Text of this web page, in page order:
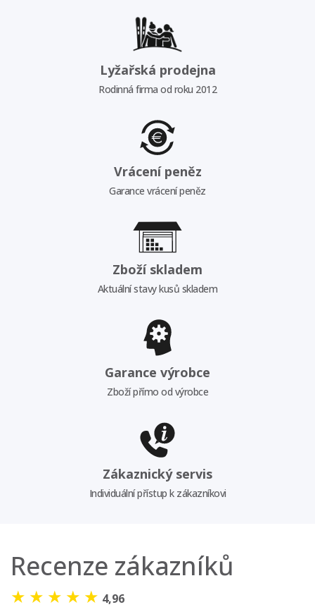
Lyžařská prodejna
Rodinná firma od roku 2012
Vrácení peněz
Garance vrácení peněz
Zboží skladem
Aktuální stavy kusů skladem
Garance výrobce
Zboží přímo od výrobce
Zákaznický servis
Individuální přístup k zákazníkovi
Recenze zákazníků
★ ★ ★ ★ ★ 4,96